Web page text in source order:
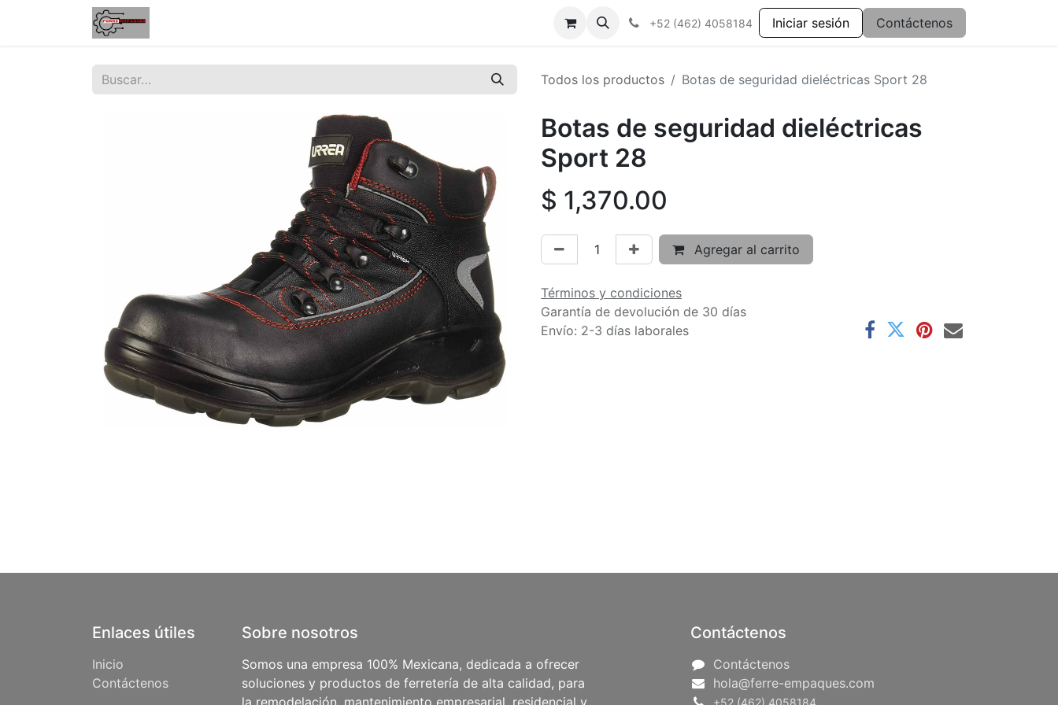
+52 (462) 4058184 Iniciar sesión Contáctenos
Todos los productos Botas de seguridad dieléctricas Sport 28
Botas de seguridad dieléctricas
Sport 28
$ 1,370.00
Agregar al carrito
Términos y condiciones
Garantía de devolución de 30 días
Envío: 2-3 días laborales
Enlaces útiles
Inicio
Contáctenos
Sobre nosotros
Somos una empresa 100% Mexicana, dedicada a ofrecer
soluciones y productos de ferretería de alta calidad, para
la remodelación, mantenimiento empresarial, residencial y
Contáctenos
Contáctenos
hola@ferre-empaques.com
+52 (462) 4058184